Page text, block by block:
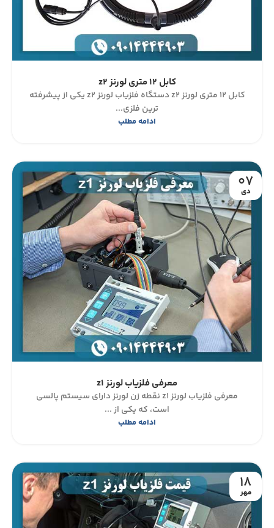
کابل 12 متری لورنز z2
کابل 12 متری لورنز z2 دستگاه فلزیاب لورنز z2 یکی از پیشرفته
ترین فلزی...
ادامه مطلب
07
دی
معرفی فلزیاب لورنز z1
معرفی فلزیاب لورنز z1 نقطه زن لورنز دارای سیستم پالسی
است، که یکی از ...
ادامه مطلب
18
مهر